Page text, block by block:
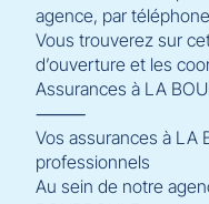
agence, par
Vous trouverez sur
d’ouverture et les
Assurances à LA
⸻
Vos assurances à LA
professionnels
Au sein de notre